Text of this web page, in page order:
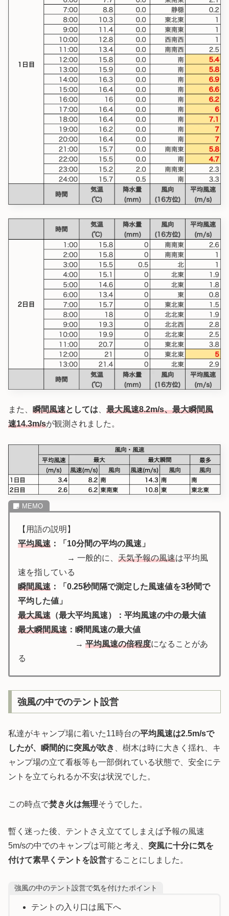
また、 瞬間風速としては
最大風速8.2m/s、最大瞬間風
速14.3m/sが観測されました。
【用語の説明】
平均風速 ：「10分間の平均の風速」
→ 一般的に、 天気予報の風速は平均風
速を指している
瞬間風速 ：
「0.25秒間隔で測定した風速値を3秒間で
平均した値」
最大風速 （最大平均風速）：平均風速の中の最大値
最大瞬間風速 ：瞬間風速の最大値
→ 平均風速の倍程度になることがあ
る
強風の中でのテント設営
私達がキャンプ場に着いた11時台の平均風速は2.5m/sで
したが、瞬間的に突風が吹き
、樹木は時に大きく揺れ、キ
ャンプ場の立て看板等も一部倒れている状態で、安全にテ
ントを立てられるか不安は状況でした。
この時点で焚き火は無理そうでした。
暫く迷った後、テントさえ立ててしまえば予報の風速
5m/sの中でのキャンプは可能と考え、 突風に十分に気を
付けて素早くテントを設営することにしました。
強風の中のテント設営で気を付けたポイント
テントの入り口は風下へ